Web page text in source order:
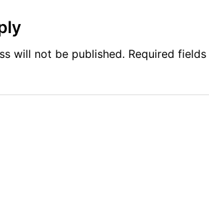
will not be published. Required